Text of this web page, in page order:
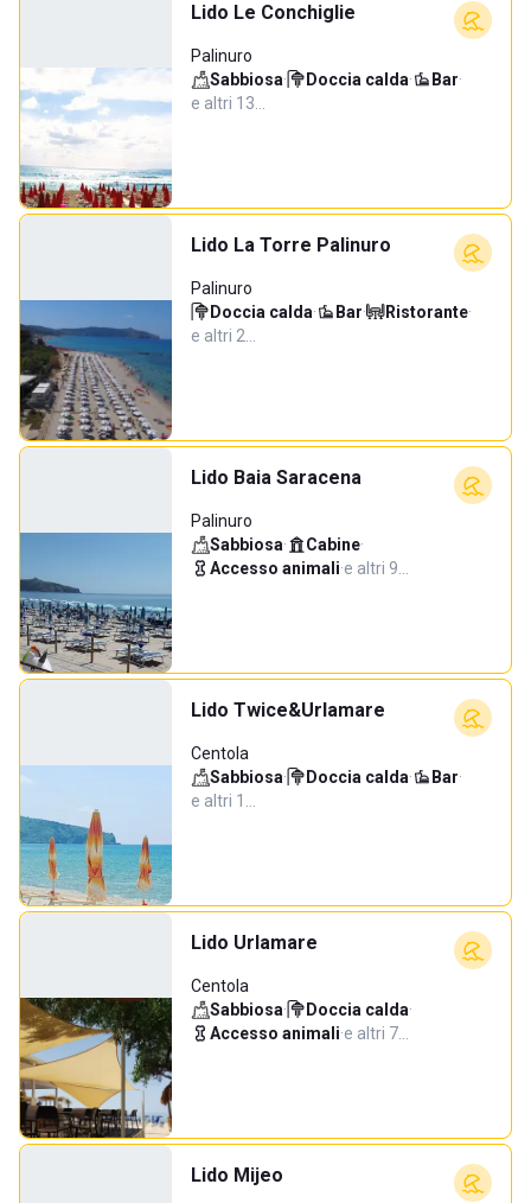
Lido Le Conchiglie
Palinuro
Sabbiosa· Doccia calda· Bar·
e altri 13…
Lido La Torre Palinuro
Palinuro
Doccia calda· Bar· Ristorante·
e altri 2…
Lido Baia Saracena
Palinuro
Sabbiosa· Cabine·
Accesso animali·e altri 9…
Lido Twice&Urlamare
Centola
Sabbiosa· Doccia calda· Bar·
e altri 1…
Lido Urlamare
Centola
Sabbiosa· Doccia calda·
Accesso animali·e altri 7…
Lido Mijeo